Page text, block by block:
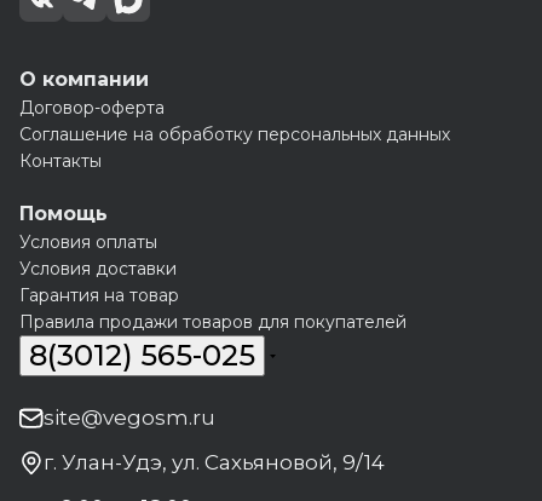
О компании
Договор-оферта
Соглашение на обработку персональных данных
Контакты
Помощь
Условия оплаты
Условия доставки
Гарантия на товар
Правила продажи товаров для покупателей
8(3012) 565-025
site@vegosm.ru
г. Улан-Удэ, ул. Сахьяновой, 9/14